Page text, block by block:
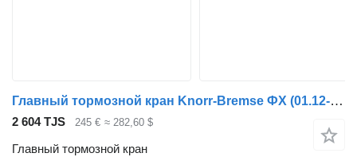
Главный тормозной кран Knorr-Bremse ФХ (01.12-) K027386 для грузовика Volvo FH, FM, FMX-4 series (2013-)
2 604 TJS 245 € ≈ 282,60 $
Главный тормозной кран